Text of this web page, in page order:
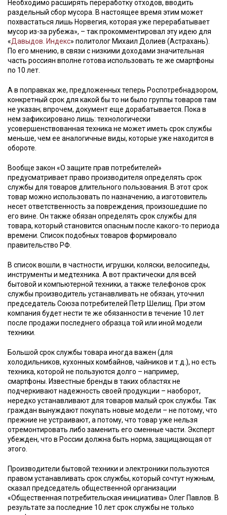
Необходимо расширять переработку отходов, вводить
раздельный сбор мусора. В настоящее время этим может
похвастаться лишь Норвегия, которая уже перерабатывает
мусор из-за рубежа», – так прокомментировал эту идею для
«Давыдов. Индекс» политолог Михаил Долиев (Астрахань).
По его мнению, в связи с низкими доходами значительная
часть россиян вполне готова использовать те же смартфоны
по 10 лет.
А в поправках же, предложенных теперь Роспотребнадзором,
конкретный срок для какой бы то ни было группы товаров там
не указан; впрочем, документ еще дорабатывается. Пока в
нем зафиксировано лишь: технологически
усовершенствованная техника не может иметь срок службы
меньше, чем ее аналогичные виды, которые уже находится в
обороте.
Вообще закон «О защите прав потребителей»
предусматривает право производителя определять срок
службы для товаров длительного пользования. В этот срок
товар можно использовать по назначению, а изготовитель
несет ответственность за повреждения, произошедшие по
его вине. Он также обязан определять срок службы для
товара, который становится опасным после какого-то периода
времени. Список подобных товаров формировало
правительство РФ.
В список вошли, в частности, игрушки, коляски, велосипеды,
инструменты и медтехника. А вот практически для всей
бытовой и компьютерной техники, а также телефонов срок
службы производитель устанавливать не обязан, уточнил
председатель Союза потребителей Петр Шелищ. При этом
компания будет нести те же обязанности в течение 10 лет
после продажи последнего образца той или иной модели
техники.
Большой срок службы товара иногда важен (для
холодильников, кухонных комбайнов, чайников и т.д.), но есть
техника, которой не пользуются долго – например,
смартфоны. Известные бренды в таких областях не
подчеркивают надежность своей продукции – наоборот,
нередко устанавливают для товаров малый срок службы. Так
граждан вынуждают покупать новые модели – не потому, что
прежние не устраивают, а потому, что товар уже нельзя
отремонтировать либо заменить его сменные части. Эксперт
убежден, что в России должна быть норма, защищающая от
этого.
Производители бытовой техники и электроники пользуются
правом устанавливать срок службы, который сочтут нужным,
сказал председатель общественной организации
«Общественная потребительская инициатива» Олег Павлов. В
результате за последние 10 лет срок службы не только